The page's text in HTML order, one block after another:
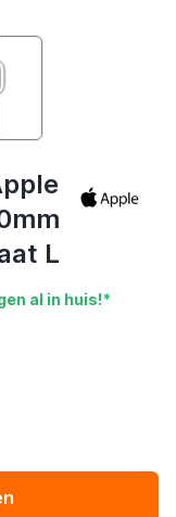
L
al in huis!*